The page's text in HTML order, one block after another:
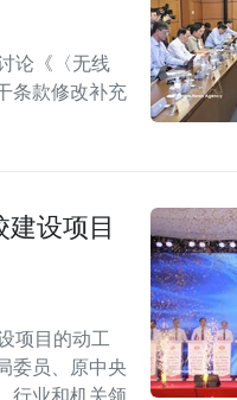
论《〈无线
条款修改补充
设项目
项目的动工
委员、原中央